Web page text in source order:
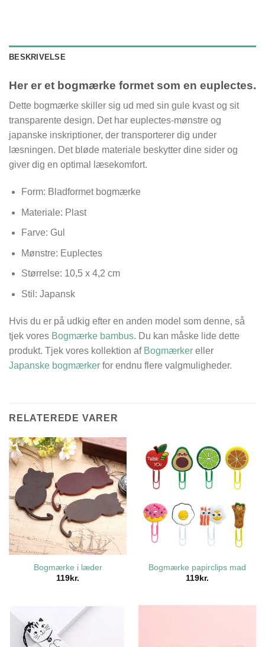
BESKRIVELSE
Her er et bogmærke formet som en euplectes.
Dette bogmærke skiller sig ud med sin gule kvast og sit
transparente design. Det har euplectes-mønstre og
japanske inskriptioner, der transporterer dig under
læsningen. Det bløde materiale beskytter dine sider og
giver dig en optimal læsekomfort.
Form: Bladformet bogmærke
Materiale: Plast
Farve: Gul
Mønstre: Euplectes
Størrelse: 10,5 x 4,2 cm
Stil: Japansk
Hvis du er på udkig efter en anden model som denne, så
tjek vores Bogmærke bambus. Du kan måske lide dette
produkt. Tjek vores kollektion af Bogmærker eller
Japanske bogmærker for endnu flere valgmuligheder.
RELATEREDE VARER
Bogmærke i læder
119 kr.
Bogmærke papirclips mad
119 kr.